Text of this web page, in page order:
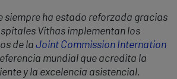
siempre ha estado reforzada gracias
Vithas implementan los
de la Joint Commission Internation
mundial que acredita la
y la excelencia asistencial.